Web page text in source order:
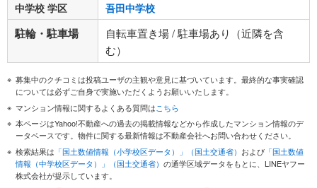
中学校 学区
吾田中学校
駐輪・駐車場
自転車置き場 / 駐車場あり（近隣を含
む）
募集中のクチコミは投稿ユーザの主観や意見に基づいています。最終的な事実確認
については必ずご自身で実施いただくようお願いいたします。
マンション情報に関するよくある質問はこちら
本ページはYahoo!不動産への過去の掲載情報などから作成したマンション情報のデ
ータベースです。物件に関する最新情報は不動産会社へお問い合わせください。
検索結果は 「国土数値情報（小学校区データ）」（国土交通省） および 「国土数値
情報（中学校区データ）」（国土交通省） の通学区域データをもとに、LINEヤフー
株式会社が提示しています。